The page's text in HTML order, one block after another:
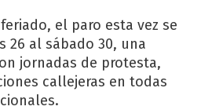
el paro esta vez se
26 al sábado 30, una
jornadas de protesta,
callejeras en todas